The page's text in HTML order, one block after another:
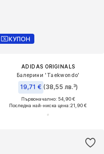
КУПОН
ADIDAS ORIGINALS
Балерини 'Taekwondo'
19,71 € (38,55 лв.³)
Първоначално: 54,90 €
Последна най-ниска цена:21,90 €